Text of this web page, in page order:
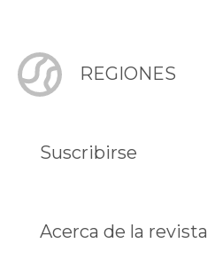
REGIONES
Suscribirse
Acerca de la revista